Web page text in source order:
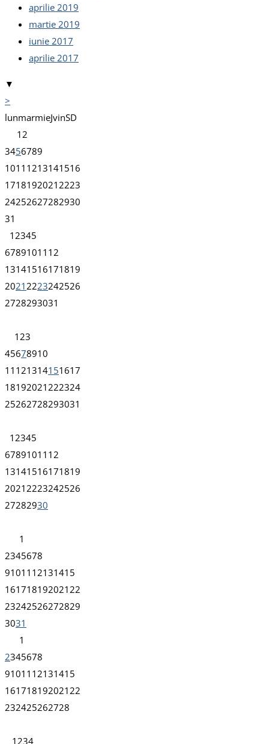
aprilie 2019
martie 2019
iunie 2017
aprilie 2017
▼
>
lunmarmieJvinSD
1 2
3456789
1011 1213141516
1718192021 2223
24252627282930
31
1 2345
67891011 12
13141516171819
2021 2223242526
2728293031
1 23
45678910
11 121314151617
18192021 222324
25262728293031
1 2345
67891011 12
13141516171819
2021 2223242526
27282930
1
2345678
91011 12131415
161718192021 22
23242526272829
3031
1
2345678
91011 12131415
161718192021 22
232425262728
1 234